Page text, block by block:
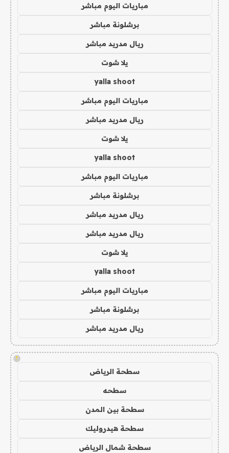
مباريات اليوم مباشر
برشلونة مباشر
ريال مدريد مباشر
يلا شوت
yalla shoot
مباريات اليوم مباشر
ريال مدريد مباشر
يلا شوت
yalla shoot
مباريات اليوم مباشر
برشلونة مباشر
ريال مدريد مباشر
ريال مدريد مباشر
يلا شوت
yalla shoot
مباريات اليوم مباشر
برشلونة مباشر
ريال مدريد مباشر
!
سطحة الرياض
سطحه
سطحة بين المدن
سطحة هيدروليك
سطحة شمال الرياض